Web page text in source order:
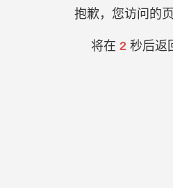
抱歉，您访问的
将在 2秒后返